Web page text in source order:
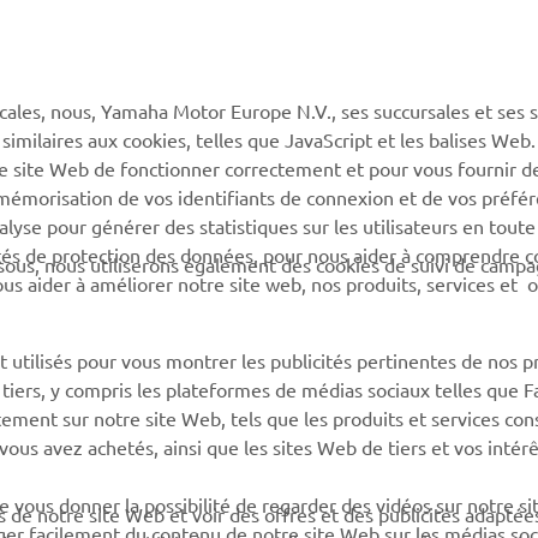
Yamaha Racing (en)
Yamaha Motor Global (en)
Application mobiles
Catalogue de pièces
Information sur la gestion
des batteries usagées
nous, Yamaha Motor Europe N.V., ses succursales et ses
aux cookies, telles que JavaScript et les balises
Web de fonctionner correctement et pour vous fournir
de vos identifiants de connexion et de vos
pour générer des statistiques sur les utilisateurs en toute
de protection des données, pour nous aider à comprendre
aider à améliorer notre site web, nos produits, services et
nous utiliserons également des cookies de suivi de
utilisés pour vous montrer les publicités pertinentes de nos
y compris les plateformes de médias sociaux telles que
sur notre site Web, tels que les produits et services
avez achetés, ainsi que les sites Web de tiers et vos
vous donner la possibilité de regarder des vidéos sur notre
facilement du contenu de notre site Web sur les médias
notre site Web et voir des offres et des publicités